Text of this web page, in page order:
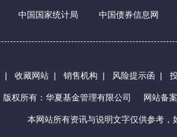
中国国家统计局 中国债券信息网
| 收藏网站 | 销售机构 | 风险提示函 |
版权所有：华夏基金管理有限公司 网站备
本网站所有资讯与说明文字仅供参考